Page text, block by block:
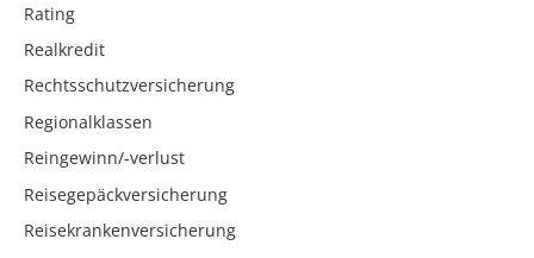
Rating
Realkredit
Rechtsschutzversicherung
Regionalklassen
Reingewinn/-verlust
Reisegepäckversicherung
Reisekrankenversicherung